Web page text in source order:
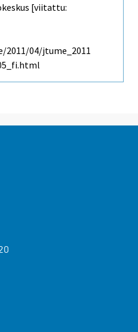
[viitattu:
04/jtume_2011